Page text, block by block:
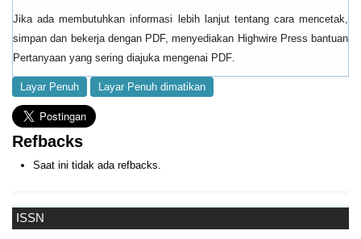
ISSN
Jika ada membutuhkan informasi lebih lanjut tentang cara mencetak,
simpan dan bekerja dengan PDF, menyediakan Highwire Press bantuan
Pertanyaan yang sering diajuka mengenai PDF
Layar Penuh Layar Penuh dimatikan
Refbacks
Saat ini tidak ada refbacks.